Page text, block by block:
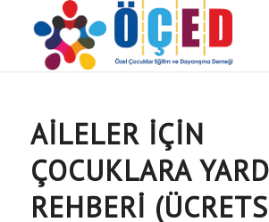
AILELER İÇIN
ÇOCUKLARA
REHBERI